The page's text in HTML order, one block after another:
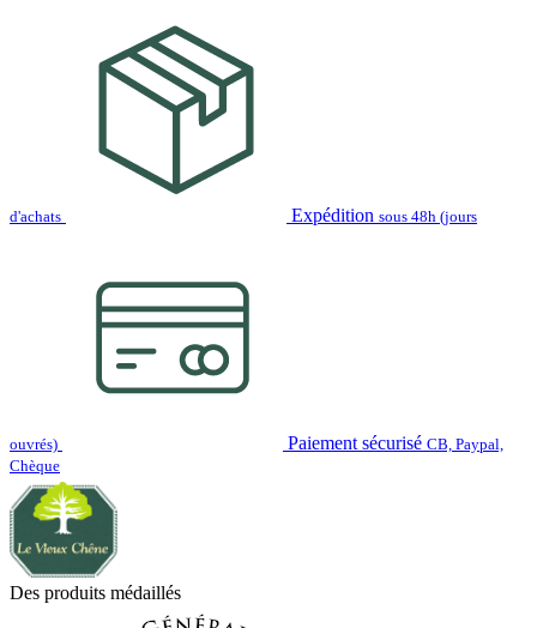
d'achats Expédition sous 48h (jours
ouvrés) Paiement sécurisé CB, Paypal,
Chèque
Des produits médaillés